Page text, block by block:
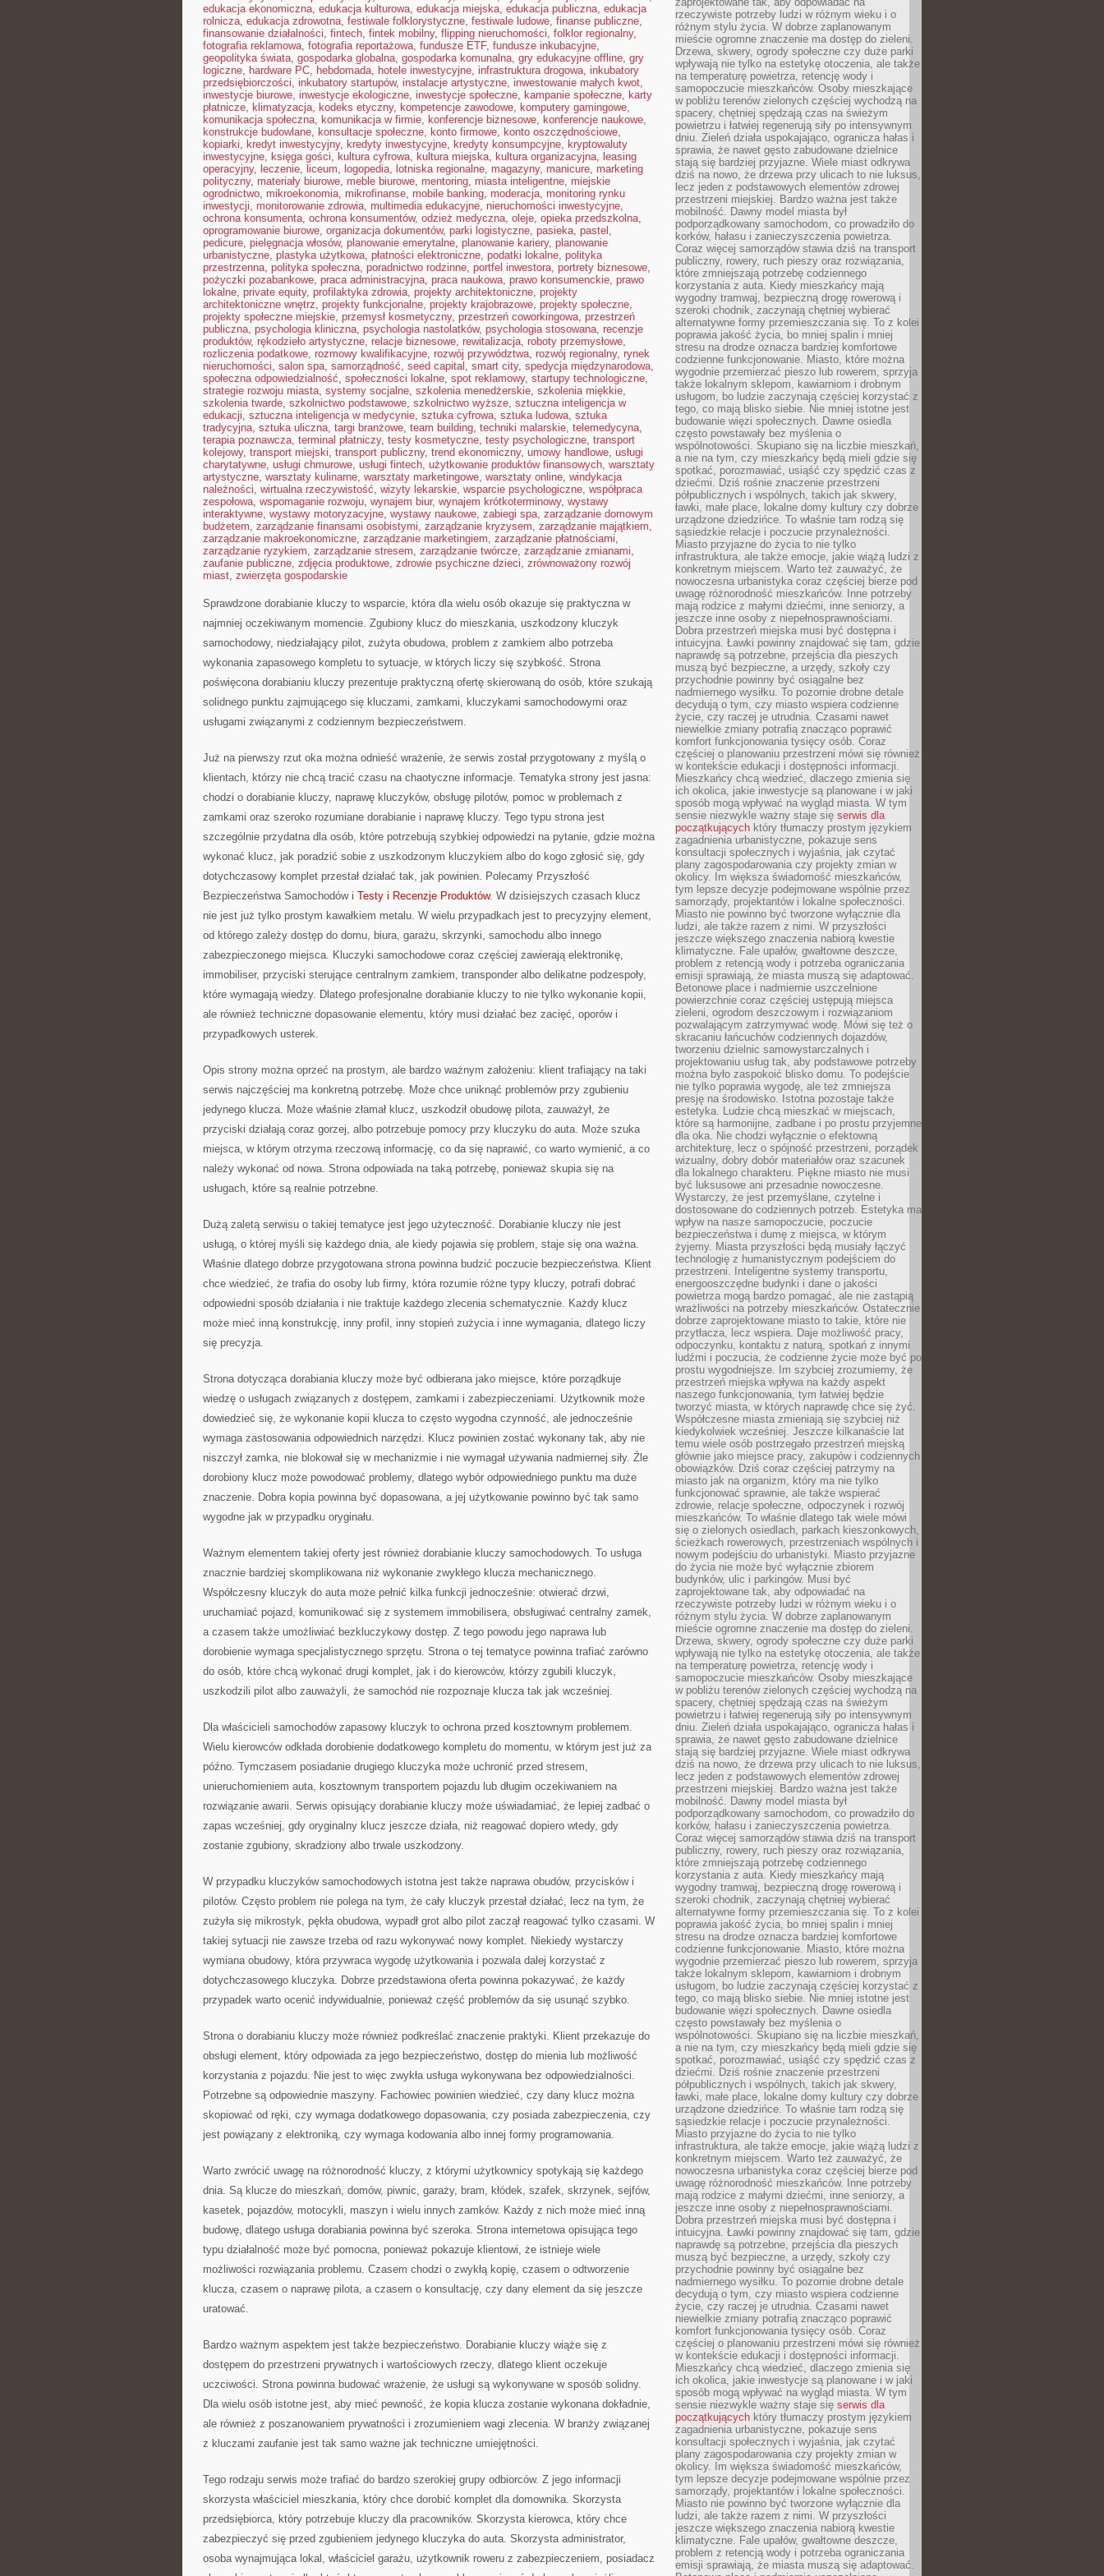
edukacja ekonomiczna, edukacja kulturowa, edukacja miejska, edukacja publiczna, edukacja
rolnicza, edukacja zdrowotna, festiwale folklorystyczne, festiwale ludowe, finanse publiczne,
finansowanie działalności, fintech, fintek mobilny, flipping nieruchomości, folklor regionalny,
fotografia reklamowa, fotografia reportażowa, fundusze ETF, fundusze inkubacyjne,
geopolityka świata, gospodarka globalna, gospodarka komunalna, gry edukacyjne offline, gry
logiczne, hardware PC, hebdomada, hotele inwestycyjne, infrastruktura drogowa, inkubatory
przedsiębiorczości, inkubatory startupów, instalacje artystyczne, inwestowanie małych kwot,
inwestycje biurowe, inwestycje ekologiczne, inwestycje społeczne, kampanie społeczne, karty
płatnicze, klimatyzacja, kodeks etyczny, kompetencje zawodowe, komputery gamingowe,
komunikacja społeczna, komunikacja w firmie, konferencje biznesowe, konferencje naukowe,
konstrukcje budowlane, konsultacje społeczne, konto firmowe, konto oszczędnościowe,
kopiarki, kredyt inwestycyjny, kredyty inwestycyjne, kredyty konsumpcyjne, kryptowaluty
inwestycyjne, księga gości, kultura cyfrowa, kultura miejska, kultura organizacyjna, leasing
operacyjny, leczenie, liceum, logopedia, lotniska regionalne, magazyny, manicure, marketing
polityczny, materiały biurowe, meble biurowe, mentoring, miasta inteligentne, miejskie
ogrodnictwo, mikroekonomia, mikrofinanse, mobile banking, moderacja, monitoring rynku
inwestycji, monitorowanie zdrowia, multimedia edukacyjne, nieruchomości inwestycyjne,
ochrona konsumenta, ochrona konsumentów, odzież medyczna, oleje, opieka przedszkolna,
oprogramowanie biurowe, organizacja dokumentów, parki logistyczne, pasieka, pastel ,
pedicure, pielęgnacja włosów, planowanie emerytalne, planowanie kariery, planowanie
urbanistyczne, plastyka użytkowa, płatności elektroniczne, podatki lokalne, polityka
przestrzenna, polityka społeczna, poradnictwo rodzinne, portfel inwestora, portrety biznesowe,
pożyczki pozabankowe, praca administracyjna, praca naukowa, prawo konsumenckie, prawo
lokalne, private equity, profilaktyka zdrowia, projekty architektoniczne, projekty
architektoniczne wnętrz, projekty funkcjonalne, projekty krajobrazowe, projekty społeczne,
projekty społeczne miejskie, przemysł kosmetyczny, przestrzeń coworkingowa, przestrzeń
publiczna, psychologia kliniczna, psychologia nastolatków, psychologia stosowana, recenzje
produktów, rękodzieło artystyczne, relacje biznesowe, rewitalizacja, roboty przemysłowe,
rozliczenia podatkowe, rozmowy kwalifikacyjne, rozwój przywództwa, rozwój regionalny, rynek
nieruchomości, salon spa, samorządność, seed capital , smart city, spedycja międzynarodowa,
społeczna odpowiedzialność, społeczności lokalne, spot reklamowy, startupy technologiczne,
strategie rozwoju miasta, systemy socjalne, szkolenia menedżerskie, szkolenia miękkie,
szkolenia twarde, szkolnictwo podstawowe, szkolnictwo wyższe, sztuczna inteligencja w
edukacji, sztuczna inteligencja w medycynie, sztuka cyfrowa, sztuka ludowa, sztuka
tradycyjna, sztuka uliczna, targi branżowe, team building, techniki malarskie, telemedycyna,
terapia poznawcza, terminal płatniczy, testy kosmetyczne, testy psychologiczne, transport
kolejowy, transport miejski, transport publiczny, trend ekonomiczny, umowy handlowe, usługi
charytatywne, usługi chmurowe, usługi fintech, użytkowanie produktów finansowych, warsztaty
artystyczne, warsztaty kulinarne, warsztaty marketingowe, warsztaty online, windykacja
należności, wirtualna rzeczywistość, wizyty lekarskie, wsparcie psychologiczne, współpraca
zespołowa, wspomaganie rozwoju, wynajem biur, wynajem krótkoterminowy, wystawy
interaktywne, wystawy motoryzacyjne, wystawy naukowe, zabiegi spa, zarządzanie domowym
budżetem, zarządzanie finansami osobistymi, zarządzanie kryzysem, zarządzanie majątkiem,
zarządzanie makroekonomiczne, zarządzanie marketingiem, zarządzanie płatnościami,
zarządzanie ryzykiem, zarządzanie stresem, zarządzanie twórcze, zarządzanie zmianami,
zaufanie publiczne, zdjęcia produktowe, zdrowie psychiczne dzieci, zrównoważony rozwój
miast, zwierzęta gospodarskie
Sprawdzone dorabianie kluczy to wsparcie, która dla wielu osób okazuje się praktyczna w
najmniej oczekiwanym momencie. Zgubiony klucz do mieszkania, uszkodzony kluczyk
samochodowy, niedziałający pilot, zużyta obudowa, problem z zamkiem albo potrzeba
wykonania zapasowego kompletu to sytuacje, w których liczy się szybkość. Strona
poświęcona dorabianiu kluczy prezentuje praktyczną ofertę skierowaną do osób, które szukają
solidnego punktu zajmującego się kluczami, zamkami, kluczykami samochodowymi oraz
usługami związanymi z codziennym bezpieczeństwem.
Już na pierwszy rzut oka można odnieść wrażenie, że serwis został przygotowany z myślą o
klientach, którzy nie chcą tracić czasu na chaotyczne informacje. Tematyka strony jest jasna:
chodzi o dorabianie kluczy, naprawę kluczyków, obsługę pilotów, pomoc w problemach z
zamkami oraz szeroko rozumiane dorabianie i naprawę kluczy. Tego typu strona jest
szczególnie przydatna dla osób, które potrzebują szybkiej odpowiedzi na pytanie, gdzie można
wykonać klucz, jak poradzić sobie z uszkodzonym kluczykiem albo do kogo zgłosić się, gdy
dotychczasowy komplet przestał działać tak, jak powinien. Polecamy Przyszłość
Bezpieczeństwa Samochodów i Testy i Recenzje Produktów. W dzisiejszych czasach klucz
nie jest już tylko prostym kawałkiem metalu. W wielu przypadkach jest to precyzyjny element,
od którego zależy dostęp do domu, biura, garażu, skrzynki, samochodu albo innego
zabezpieczonego miejsca. Kluczyki samochodowe coraz częściej zawierają elektronikę,
immobiliser, przyciski sterujące centralnym zamkiem, transponder albo delikatne podzespoły,
które wymagają wiedzy. Dlatego profesjonalne dorabianie kluczy to nie tylko wykonanie kopii,
ale również techniczne dopasowanie elementu, który musi działać bez zacięć, oporów i
przypadkowych usterek.
Opis strony można oprzeć na prostym, ale bardzo ważnym założeniu: klient trafiający na taki
serwis najczęściej ma konkretną potrzebę. Może chce uniknąć problemów przy zgubieniu
jedynego klucza. Może właśnie złamał klucz, uszkodził obudowę pilota, zauważył, że
przyciski działają coraz gorzej, albo potrzebuje pomocy przy kluczyku do auta. Może szuka
miejsca, w którym otrzyma rzeczową informację, co da się naprawić, co warto wymienić, a co
należy wykonać od nowa. Strona odpowiada na taką potrzebę, ponieważ skupia się na
usługach, które są realnie potrzebne.
Dużą zaletą serwisu o takiej tematyce jest jego użyteczność. Dorabianie kluczy nie jest
usługą, o której myśli się każdego dnia, ale kiedy pojawia się problem, staje się ona ważna.
Właśnie dlatego dobrze przygotowana strona powinna budzić poczucie bezpieczeństwa. Klient
chce wiedzieć, że trafia do osoby lub firmy, która rozumie różne typy kluczy, potrafi dobrać
odpowiedni sposób działania i nie traktuje każdego zlecenia schematycznie. Każdy klucz
może mieć inną konstrukcję, inny profil, inny stopień zużycia i inne wymagania, dlatego liczy
się precyzja.
Strona dotycząca dorabiania kluczy może być odbierana jako miejsce, które porządkuje
wiedzę o usługach związanych z dostępem, zamkami i zabezpieczeniami. Użytkownik może
dowiedzieć się, że wykonanie kopii klucza to często wygodna czynność, ale jednocześnie
wymaga zastosowania odpowiednich narzędzi. Klucz powinien zostać wykonany tak, aby nie
niszczył zamka, nie blokował się w mechanizmie i nie wymagał używania nadmiernej siły. Źle
dorobiony klucz może powodować problemy, dlatego wybór odpowiedniego punktu ma duże
znaczenie. Dobra kopia powinna być dopasowana, a jej użytkowanie powinno być tak samo
wygodne jak w przypadku oryginału.
Ważnym elementem takiej oferty jest również dorabianie kluczy samochodowych. To usługa
znacznie bardziej skomplikowana niż wykonanie zwykłego klucza mechanicznego.
Współczesny kluczyk do auta może pełnić kilka funkcji jednocześnie: otwierać drzwi,
uruchamiać pojazd, komunikować się z systemem immobilisera, obsługiwać centralny zamek,
a czasem także umożliwiać bezkluczykowy dostęp. Z tego powodu jego naprawa lub
dorobienie wymaga specjalistycznego sprzętu. Strona o tej tematyce powinna trafiać zarówno
do osób, które chcą wykonać drugi komplet, jak i do kierowców, którzy zgubili kluczyk,
uszkodzili pilot albo zauważyli, że samochód nie rozpoznaje klucza tak jak wcześniej.
Dla właścicieli samochodów zapasowy kluczyk to ochrona przed kosztownym problemem.
Wielu kierowców odkłada dorobienie dodatkowego kompletu do momentu, w którym jest już za
późno. Tymczasem posiadanie drugiego kluczyka może uchronić przed stresem,
unieruchomieniem auta, kosztownym transportem pojazdu lub długim oczekiwaniem na
rozwiązanie awarii. Serwis opisujący dorabianie kluczy może uświadamiać, że lepiej zadbać o
zapas wcześniej, gdy oryginalny klucz jeszcze działa, niż reagować dopiero wtedy, gdy
zostanie zgubiony, skradziony albo trwale uszkodzony.
W przypadku kluczyków samochodowych istotna jest także naprawa obudów, przycisków i
pilotów. Często problem nie polega na tym, że cały kluczyk przestał działać, lecz na tym, że
zużyła się mikrostyk, pękła obudowa, wypadł grot albo pilot zaczął reagować tylko czasami. W
takiej sytuacji nie zawsze trzeba od razu wykonywać nowy komplet. Niekiedy wystarczy
wymiana obudowy, która przywraca wygodę użytkowania i pozwala dalej korzystać z
dotychczasowego kluczyka. Dobrze przedstawiona oferta powinna pokazywać, że każdy
przypadek warto ocenić indywidualnie, ponieważ część problemów da się usunąć szybko.
Strona o dorabianiu kluczy może również podkreślać znaczenie praktyki. Klient przekazuje do
obsługi element, który odpowiada za jego bezpieczeństwo, dostęp do mienia lub możliwość
korzystania z pojazdu. Nie jest to więc zwykła usługa wykonywana bez odpowiedzialności.
Potrzebne są odpowiednie maszyny. Fachowiec powinien wiedzieć, czy dany klucz można
skopiować od ręki, czy wymaga dodatkowego dopasowania, czy posiada zabezpieczenia, czy
jest powiązany z elektroniką, czy wymaga kodowania albo innej formy programowania.
Warto zwrócić uwagę na różnorodność kluczy, z którymi użytkownicy spotykają się każdego
dnia. Są klucze do mieszkań, domów, piwnic, garaży, bram, kłódek, szafek, skrzynek, sejfów,
kasetek, pojazdów, motocykli, maszyn i wielu innych zamków. Każdy z nich może mieć inną
budowę, dlatego usługa dorabiania powinna być szeroka. Strona internetowa opisująca tego
typu działalność może być pomocna, ponieważ pokazuje klientowi, że istnieje wiele
możliwości rozwiązania problemu. Czasem chodzi o zwykłą kopię, czasem o odtworzenie
klucza, czasem o naprawę pilota, a czasem o konsultację, czy dany element da się jeszcze
uratować.
Bardzo ważnym aspektem jest także bezpieczeństwo. Dorabianie kluczy wiąże się z
dostępem do przestrzeni prywatnych i wartościowych rzeczy, dlatego klient oczekuje
uczciwości. Strona powinna budować wrażenie, że usługi są wykonywane w sposób solidny.
Dla wielu osób istotne jest, aby mieć pewność, że kopia klucza zostanie wykonana dokładnie,
ale również z poszanowaniem prywatności i zrozumieniem wagi zlecenia. W branży związanej
z kluczami zaufanie jest tak samo ważne jak techniczne umiejętności.
Tego rodzaju serwis może trafiać do bardzo szerokiej grupy odbiorców. Z jego informacji
skorzysta właściciel mieszkania, który chce dorobić komplet dla domownika. Skorzysta
przedsiębiorca, który potrzebuje kluczy dla pracowników. Skorzysta kierowca, który chce
zabezpieczyć się przed zgubieniem jedynego kluczyka do auta. Skorzysta administrator,
osoba wynajmująca lokal, właściciel garażu, użytkownik roweru z zabezpieczeniem, posiadacz
rzeczywiste potrzeby ludzi w różnym wieku i o
różnym stylu życia. W dobrze zaplanowanym
mieście ogromne znaczenie ma dostęp do zieleni.
Drzewa, skwery, ogrody społeczne czy duże parki
wpływają nie tylko na estetykę otoczenia, ale także
na temperaturę powietrza, retencję wody i
samopoczucie mieszkańców. Osoby mieszkające
w pobliżu terenów zielonych częściej wychodzą na
spacery, chętniej spędzają czas na świeżym
powietrzu i łatwiej regenerują siły po intensywnym
dniu. Zieleń działa uspokajająco, ogranicza hałas i
sprawia, że nawet gęsto zabudowane dzielnice
stają się bardziej przyjazne. Wiele miast odkrywa
dziś na nowo, że drzewa przy ulicach to nie luksus,
lecz jeden z podstawowych elementów zdrowej
przestrzeni miejskiej. Bardzo ważna jest także
mobilność. Dawny model miasta był
podporządkowany samochodom, co prowadziło do
korków, hałasu i zanieczyszczenia powietrza.
Coraz więcej samorządów stawia dziś na transport
publiczny, rowery, ruch pieszy oraz rozwiązania,
które zmniejszają potrzebę codziennego
korzystania z auta. Kiedy mieszkańcy mają
wygodny tramwaj, bezpieczną drogę rowerową i
szeroki chodnik, zaczynają chętniej wybierać
alternatywne formy przemieszczania się. To z kolei
poprawia jakość życia, bo mniej spalin i mniej
stresu na drodze oznacza bardziej komfortowe
codzienne funkcjonowanie. Miasto, które można
wygodnie przemierzać pieszo lub rowerem, sprzyja
także lokalnym sklepom, kawiarniom i drobnym
usługom, bo ludzie zaczynają częściej korzystać z
tego, co mają blisko siebie. Nie mniej istotne jest
budowanie więzi społecznych. Dawne osiedla
często powstawały bez myślenia o
wspólnotowości. Skupiano się na liczbie mieszkań,
a nie na tym, czy mieszkańcy będą mieli gdzie się
spotkać, porozmawiać, usiąść czy spędzić czas z
dziećmi. Dziś rośnie znaczenie przestrzeni
półpublicznych i wspólnych, takich jak skwery,
ławki, małe place, lokalne domy kultury czy dobrze
urządzone dziedzińce. To właśnie tam rodzą się
sąsiedzkie relacje i poczucie przynależności.
Miasto przyjazne do życia to nie tylko
infrastruktura, ale także emocje, jakie wiążą ludzi z
konkretnym miejscem. Warto też zauważyć, że
nowoczesna urbanistyka coraz częściej bierze pod
uwagę różnorodność mieszkańców. Inne potrzeby
mają rodzice z małymi dziećmi, inne seniorzy, a
jeszcze inne osoby z niepełnosprawnościami.
Dobra przestrzeń miejska musi być dostępna i
intuicyjna. Ławki powinny znajdować się tam, gdzie
naprawdę są potrzebne, przejścia dla pieszych
muszą być bezpieczne, a urzędy, szkoły czy
przychodnie powinny być osiągalne bez
nadmiernego wysiłku. To pozornie drobne detale
decydują o tym, czy miasto wspiera codzienne
życie, czy raczej je utrudnia. Czasami nawet
niewielkie zmiany potrafią znacząco poprawić
komfort funkcjonowania tysięcy osób. Coraz
częściej o planowaniu przestrzeni mówi się również
w kontekście edukacji i dostępności informacji.
Mieszkańcy chcą wiedzieć, dlaczego zmienia się
ich okolica, jakie inwestycje są planowane i w jaki
sposób mogą wpływać na wygląd miasta. W tym
sensie niezwykle ważny staje się serwis dla
początkujących który tłumaczy prostym językiem
zagadnienia urbanistyczne, pokazuje sens
konsultacji społecznych i wyjaśnia, jak czytać
plany zagospodarowania czy projekty zmian w
okolicy. Im większa świadomość mieszkańców,
tym lepsze decyzje podejmowane wspólnie przez
samorządy, projektantów i lokalne społeczności.
Miasto nie powinno być tworzone wyłącznie dla
ludzi, ale także razem z nimi. W przyszłości
jeszcze większego znaczenia nabiorą kwestie
klimatyczne. Fale upałów, gwałtowne deszcze,
problem z retencją wody i potrzeba ograniczania
emisji sprawiają, że miasta muszą się adaptować.
Betonowe place i nadmiernie uszczelnione
powierzchnie coraz częściej ustępują miejsca
zieleni, ogrodom deszczowym i rozwiązaniom
pozwalającym zatrzymywać wodę. Mówi się też o
skracaniu łańcuchów codziennych dojazdów,
tworzeniu dzielnic samowystarczalnych i
projektowaniu usług tak, aby podstawowe potrzeby
można było zaspokoić blisko domu. To podejście
nie tylko poprawia wygodę, ale też zmniejsza
presję na środowisko. Istotna pozostaje także
estetyka. Ludzie chcą mieszkać w miejscach,
które są harmonijne, zadbane i po prostu przyjemne
dla oka. Nie chodzi wyłącznie o efektowną
architekturę, lecz o spójność przestrzeni, porządek
wizualny, dobry dobór materiałów oraz szacunek
dla lokalnego charakteru. Piękne miasto nie musi
być luksusowe ani przesadnie nowoczesne.
Wystarczy, że jest przemyślane, czytelne i
dostosowane do codziennych potrzeb. Estetyka ma
wpływ na nasze samopoczucie, poczucie
bezpieczeństwa i dumę z miejsca, w którym
żyjemy. Miasta przyszłości będą musiały łączyć
technologię z humanistycznym podejściem do
przestrzeni. Inteligentne systemy transportu,
energooszczędne budynki i dane o jakości
powietrza mogą bardzo pomagać, ale nie zastąpią
wrażliwości na potrzeby mieszkańców. Ostatecznie
dobrze zaprojektowane miasto to takie, które nie
przytłacza, lecz wspiera. Daje możliwość pracy,
odpoczynku, kontaktu z naturą, spotkań z innymi
ludźmi i poczucia, że codzienne życie może być po
prostu wygodniejsze. Im szybciej zrozumiemy, że
przestrzeń miejska wpływa na każdy aspekt
naszego funkcjonowania, tym łatwiej będzie
tworzyć miasta, w których naprawdę chce się żyć.
Współczesne miasta zmieniają się szybciej niż
kiedykolwiek wcześniej. Jeszcze kilkanaście lat
temu wiele osób postrzegało przestrzeń miejską
głównie jako miejsce pracy, zakupów i codziennych
obowiązków. Dziś coraz częściej patrzymy na
miasto jak na organizm, który ma nie tylko
funkcjonować sprawnie, ale także wspierać
zdrowie, relacje społeczne, odpoczynek i rozwój
mieszkańców. To właśnie dlatego tak wiele mówi
się o zielonych osiedlach, parkach kieszonkowych,
ścieżkach rowerowych, przestrzeniach wspólnych i
nowym podejściu do urbanistyki. Miasto przyjazne
do życia nie może być wyłącznie zbiorem
budynków, ulic i parkingów. Musi być
zaprojektowane tak, aby odpowiadać na
rzeczywiste potrzeby ludzi w różnym wieku i o
różnym stylu życia. W dobrze zaplanowanym
mieście ogromne znaczenie ma dostęp do zieleni.
Drzewa, skwery, ogrody społeczne czy duże parki
wpływają nie tylko na estetykę otoczenia, ale także
na temperaturę powietrza, retencję wody i
samopoczucie mieszkańców. Osoby mieszkające
w pobliżu terenów zielonych częściej wychodzą na
spacery, chętniej spędzają czas na świeżym
powietrzu i łatwiej regenerują siły po intensywnym
dniu. Zieleń działa uspokajająco, ogranicza hałas i
sprawia, że nawet gęsto zabudowane dzielnice
stają się bardziej przyjazne. Wiele miast odkrywa
dziś na nowo, że drzewa przy ulicach to nie luksus,
lecz jeden z podstawowych elementów zdrowej
przestrzeni miejskiej. Bardzo ważna jest także
mobilność. Dawny model miasta był
podporządkowany samochodom, co prowadziło do
korków, hałasu i zanieczyszczenia powietrza.
Coraz więcej samorządów stawia dziś na transport
publiczny, rowery, ruch pieszy oraz rozwiązania,
które zmniejszają potrzebę codziennego
korzystania z auta. Kiedy mieszkańcy mają
wygodny tramwaj, bezpieczną drogę rowerową i
szeroki chodnik, zaczynają chętniej wybierać
alternatywne formy przemieszczania się. To z kolei
poprawia jakość życia, bo mniej spalin i mniej
stresu na drodze oznacza bardziej komfortowe
codzienne funkcjonowanie. Miasto, które można
wygodnie przemierzać pieszo lub rowerem, sprzyja
także lokalnym sklepom, kawiarniom i drobnym
usługom, bo ludzie zaczynają częściej korzystać z
tego, co mają blisko siebie. Nie mniej istotne jest
budowanie więzi społecznych. Dawne osiedla
często powstawały bez myślenia o
wspólnotowości. Skupiano się na liczbie mieszkań,
a nie na tym, czy mieszkańcy będą mieli gdzie się
spotkać, porozmawiać, usiąść czy spędzić czas z
dziećmi. Dziś rośnie znaczenie przestrzeni
półpublicznych i wspólnych, takich jak skwery,
ławki, małe place, lokalne domy kultury czy dobrze
urządzone dziedzińce. To właśnie tam rodzą się
sąsiedzkie relacje i poczucie przynależności.
Miasto przyjazne do życia to nie tylko
infrastruktura, ale także emocje, jakie wiążą ludzi z
konkretnym miejscem. Warto też zauważyć, że
nowoczesna urbanistyka coraz częściej bierze pod
uwagę różnorodność mieszkańców. Inne potrzeby
mają rodzice z małymi dziećmi, inne seniorzy, a
jeszcze inne osoby z niepełnosprawnościami.
Dobra przestrzeń miejska musi być dostępna i
intuicyjna. Ławki powinny znajdować się tam, gdzie
naprawdę są potrzebne, przejścia dla pieszych
muszą być bezpieczne, a urzędy, szkoły czy
przychodnie powinny być osiągalne bez
nadmiernego wysiłku. To pozornie drobne detale
decydują o tym, czy miasto wspiera codzienne
życie, czy raczej je utrudnia. Czasami nawet
niewielkie zmiany potrafią znacząco poprawić
komfort funkcjonowania tysięcy osób. Coraz
częściej o planowaniu przestrzeni mówi się również
w kontekście edukacji i dostępności informacji.
Mieszkańcy chcą wiedzieć, dlaczego zmienia się
ich okolica, jakie inwestycje są planowane i w jaki
sposób mogą wpływać na wygląd miasta. W tym
sensie niezwykle ważny staje się serwis dla
początkujących który tłumaczy prostym językiem
zagadnienia urbanistyczne, pokazuje sens
konsultacji społecznych i wyjaśnia, jak czytać
plany zagospodarowania czy projekty zmian w
okolicy. Im większa świadomość mieszkańców,
tym lepsze decyzje podejmowane wspólnie przez
samorządy, projektantów i lokalne społeczności.
Miasto nie powinno być tworzone wyłącznie dla
ludzi, ale także razem z nimi. W przyszłości
jeszcze większego znaczenia nabiorą kwestie
klimatyczne. Fale upałów, gwałtowne deszcze,
problem z retencją wody i potrzeba ograniczania
emisji sprawiają, że miasta muszą się adaptować.